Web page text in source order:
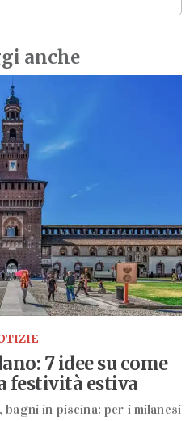
anche
7 idee su come
festività estiva
in piscina: per i milanesi